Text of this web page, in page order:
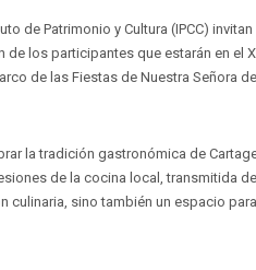
de Patrimonio y Cultura (IPCC)
los participantes que estarán en el
de las Fiestas de Nuestra Señora
la tradición gastronómica de
de la cocina local, transmitida
culinaria, sino también un espacio